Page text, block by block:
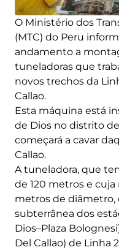
O Ministério dos
(MTC) do Peru
andamento a
tuneladoras que
novos trechos da
Callao.
Esta máquina está
de Dios no distrito
começará a cavar
Callao.
A tuneladora, que
de 120 metros e
metros de diâmetro,
subterrânea dos
Dios–Plaza
Del Callao) de Linha